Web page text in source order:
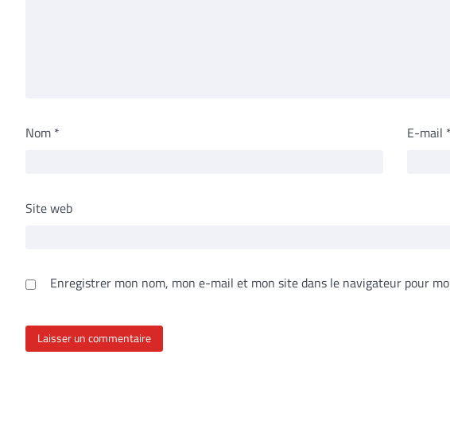
Nom * E-mail *
Site web
Enregistrer mon nom, mon e-mail et mon site dans le navigateur pour